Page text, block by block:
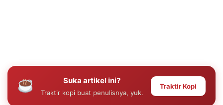
Suka artikel ini?
Traktir kopi buat penulisnya, yuk.
Traktir Kopi